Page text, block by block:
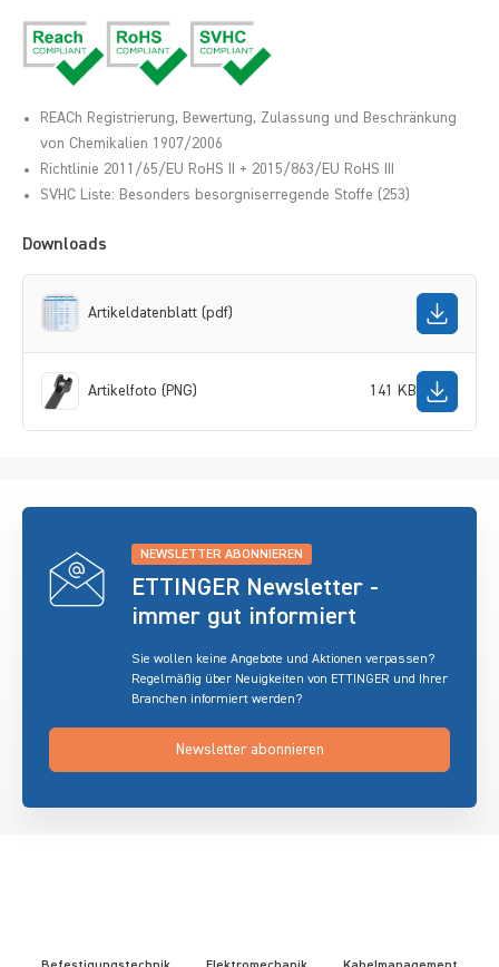
REACh Registrierung, Bewertung, Zulassung und Beschränkung
von Chemikalien 1907/2006
Richtlinie 2011/65/EU RoHS II + 2015/863/EU RoHS III
SVHC Liste: Besonders besorgniserregende Stoffe (253)
Downloads
Artikeldatenblatt (pdf)
Artikelfoto (PNG) 141 KB
NEWSLETTER ABONNIEREN
ETTINGER Newsletter -
immer gut informiert
Sie wollen keine Angebote und Aktionen verpassen?
Regelmäßig über Neuigkeiten von ETTINGER und Ihrer
Branchen informiert werden?
Newsletter abonnieren